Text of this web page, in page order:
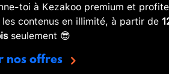
toi à Kezakoo premium et
contenus en illimité, à partir de
seulement 😎
nos offres